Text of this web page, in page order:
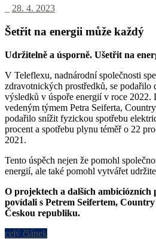
28. 4. 2023
Šetřit na energii může každý
Udržitelně a úsporně. Ušetřit na
V Teleflexu, nadnárodní společnosti
zdravotnických prostředků, se podařilo
výsledků v úspoře energií v roce
vedeným týmem Petra Seiferta,
podařilo snížit fyzickou spotřebu
procent a spotřebu plynu téměř o 22
2021.
Tento úspěch nejen že pomohl
energií, ale také pomohl vytvářet
O projektech a dalších ambiciózních
povídali s Petrem Seifertem,
Českou republiku.
celý článek